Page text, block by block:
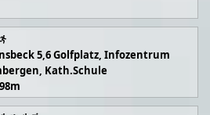
5,6 Golfplatz, Infozentrum
Kath.Schule